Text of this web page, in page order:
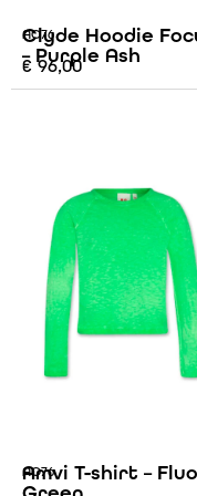
AO76
Clyde Hoodie
– Purple Ash
€ 96,00
AO76
Amvi T-shirt – Fluo